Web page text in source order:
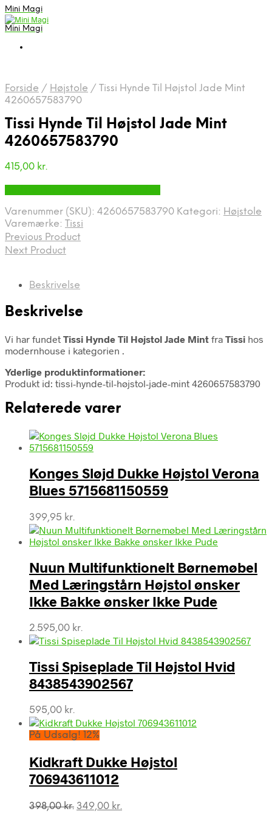
Mini Magi
Mini Magi
Forside / Højstole / Tissi Hynde Til Højstol Jade Mint
4260657583790
Tissi Hynde Til Højstol Jade Mint
4260657583790
415,00 kr.
Varenummer (SKU): 4260657583790 Kategori: Højstole
Varemærke: Tissi
Previous Product
Next Product
Beskrivelse
Beskrivelse
Vi har fundet Tissi Hynde Til Højstol Jade Mint fra Tissi hos
modernhouse i kategorien .
Yderlige produktinformationer:
Produkt id: tissi-hynde-til-højstol-jade-mint 4260657583790
Relaterede varer
Konges Sløjd Dukke Højstol Verona
Blues 5715681150559
399,95 kr.
Nuun Multifunktionelt Børnemøbel
Med Læringstårn Højstol ønsker
Ikke Bakke ønsker Ikke Pude
2.595,00 kr.
Tissi Spiseplade Til Højstol Hvid
8438543902567
595,00 kr.
På Udsalg! 12%
Kidkraft Dukke Højstol
706943611012
398,00kr. Den
349,00 kr.